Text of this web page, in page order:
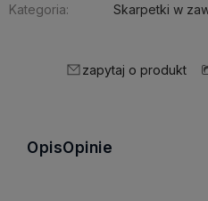
Kategoria:
Skarpetki w
zapytaj o produkt
OpisOpinie